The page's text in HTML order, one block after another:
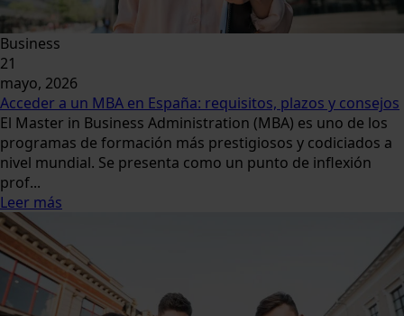
Business
21
mayo, 2026
Acceder a un MBA en España: requisitos, plazos y consejos
El Master in Business Administration (MBA) es uno de los
programas de formación más prestigiosos y codiciados a
nivel mundial. Se presenta como un punto de inflexión
prof...
Leer más